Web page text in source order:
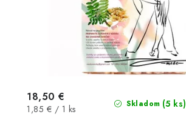
Skladom (5 ks)
18,50 €
Jednotková
1,85 € / 1 ks